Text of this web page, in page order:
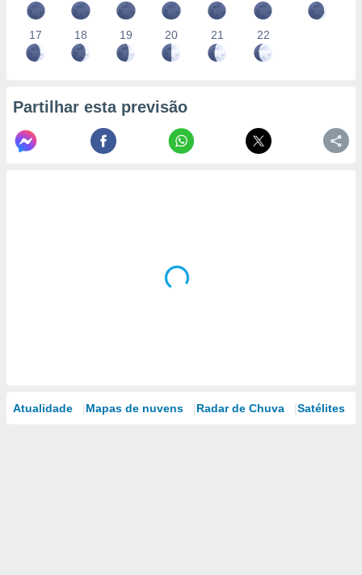
17 18 19 20 21 22
Partilhar esta previsão
Atualidade Mapas de nuvens Radar de Chuva Satélites